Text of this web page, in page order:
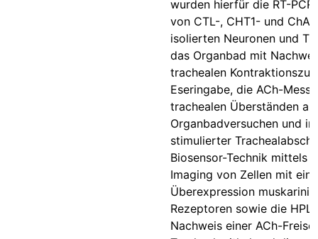
wurden hierfür die RT-
von CTL-, CHT1- und
isolierten Neuronen und
das Organbad mit
trachealen
Eseringabe, die ACh-
trachealen Überständen
Organbadversuchen und
stimulierter
Biosensor-Technik mittels
Imaging von Zellen mit
Überexpression
Rezeptoren sowie die
Nachweis einer ACh-